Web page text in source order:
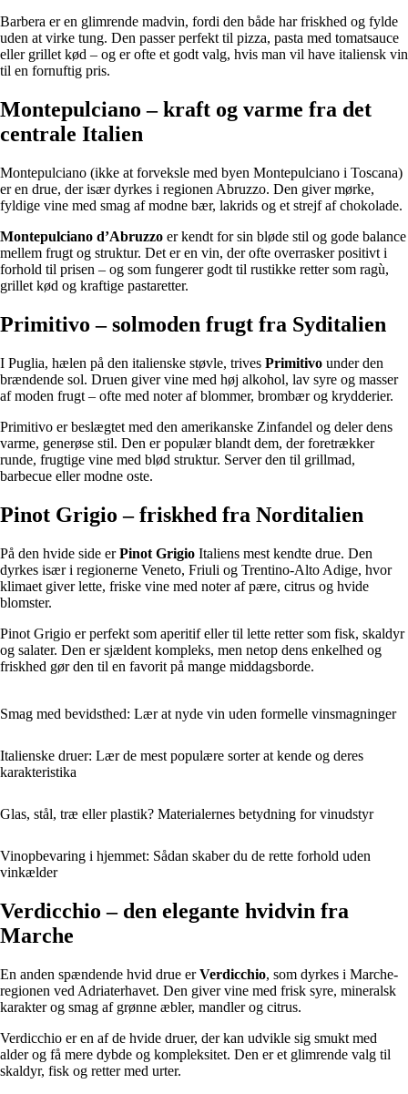
Barbera er en glimrende madvin, fordi den både har friskhed og fylde
uden at virke tung. Den passer perfekt til pizza, pasta med tomatsauce
eller grillet kød – og er ofte et godt valg, hvis man vil have italiensk vin
til en fornuftig pris.
Montepulciano – kraft og varme fra det
centrale Italien
Montepulciano (ikke at forveksle med byen Montepulciano i Toscana)
er en drue, der især dyrkes i regionen Abruzzo. Den giver mørke,
fyldige vine med smag af modne bær, lakrids og et strejf af chokolade.
Montepulciano d’Abruzzo er kendt for sin bløde stil og gode balance
mellem frugt og struktur. Det er en vin, der ofte overrasker positivt i
forhold til prisen – og som fungerer godt til rustikke retter som ragù,
grillet kød og kraftige pastaretter.
Primitivo – solmoden frugt fra Syditalien
I Puglia, hælen på den italienske støvle, trives Primitivo under den
brændende sol. Druen giver vine med høj alkohol, lav syre og masser
af moden frugt – ofte med noter af blommer, brombær og krydderier.
Primitivo er beslægtet med den amerikanske Zinfandel og deler dens
varme, generøse stil. Den er populær blandt dem, der foretrækker
runde, frugtige vine med blød struktur. Server den til grillmad,
barbecue eller modne oste.
Pinot Grigio – friskhed fra Norditalien
På den hvide side erPinot Grigio Italiens mest kendte drue. Den
dyrkes især i regionerne Veneto, Friuli og Trentino-Alto Adige, hvor
klimaet giver lette, friske vine med noter af pære, citrus og hvide
blomster.
Pinot Grigio er perfekt som aperitif eller til lette retter som fisk, skaldyr
og salater. Den er sjældent kompleks, men netop dens enkelhed og
friskhed gør den til en favorit på mange middagsborde.
Smag med bevidsthed: Lær at nyde vin uden formelle vinsmagninger
Italienske druer: Lær de mest populære sorter at kende og deres
karakteristika
Glas, stål, træ eller plastik? Materialernes betydning for vinudstyr
Vinopbevaring i hjemmet: Sådan skaber du de rette forhold uden
vinkælder
Verdicchio – den elegante hvidvin fra
Marche
En anden spændende hvid drue erVerdicchio, som dyrkes i Marche-
regionen ved Adriaterhavet. Den giver vine med frisk syre, mineralsk
karakter og smag af grønne æbler, mandler og citrus.
Verdicchio er en af de hvide druer, der kan udvikle sig smukt med
alder og få mere dybde og kompleksitet. Den er et glimrende valg til
skaldyr, fisk og retter med urter.